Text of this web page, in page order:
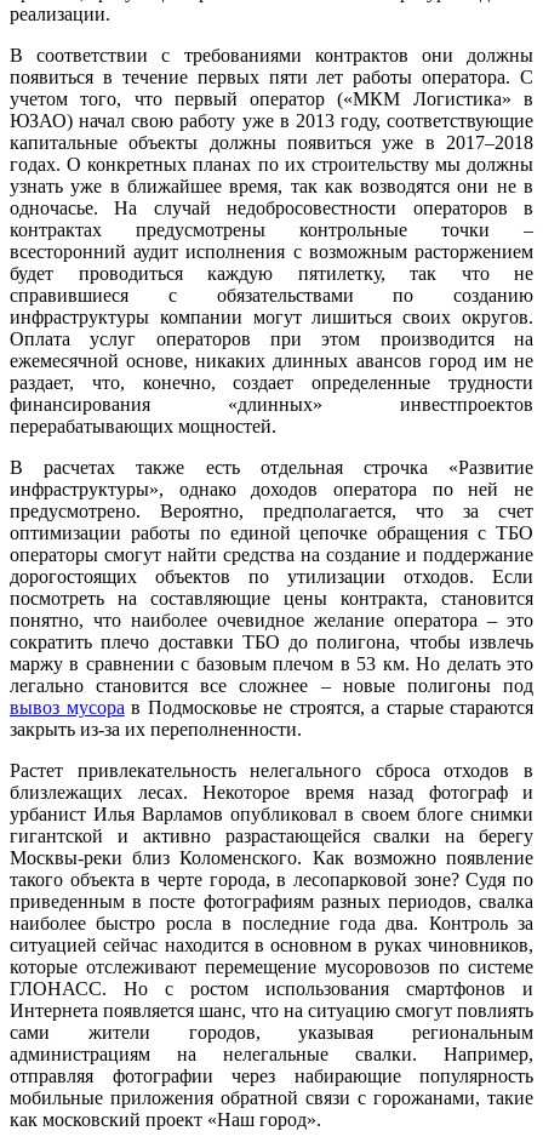
реализации.
В соответствии с требованиями контрактов они должны
появиться в течение первых пяти лет работы оператора. С
учетом того, что первый оператор («МКМ Логистика» в
ЮЗАО) начал свою работу уже в 2013 году, соответствующие
капитальные объекты должны появиться уже в 2017–2018
годах. О конкретных планах по их строительству мы должны
узнать уже в ближайшее время, так как возводятся они не в
одночасье. На случай недобросовестности операторов в
контрактах предусмотрены контрольные точки –
всесторонний аудит исполнения с возможным расторжением
будет проводиться каждую пятилетку, так что не
справившиеся с обязательствами по созданию
инфраструктуры компании могут лишиться своих округов.
Оплата услуг операторов при этом производится на
ежемесячной основе, никаких длинных авансов город им не
раздает, что, конечно, создает определенные трудности
финансирования «длинных» инвестпроектов
перерабатывающих мощностей.
В расчетах также есть отдельная строчка «Развитие
инфраструктуры», однако доходов оператора по ней не
предусмотрено. Вероятно, предполагается, что за счет
оптимизации работы по единой цепочке обращения с ТБО
операторы смогут найти средства на создание и поддержание
дорогостоящих объектов по утилизации отходов. Если
посмотреть на составляющие цены контракта, становится
понятно, что наиболее очевидное желание оператора – это
сократить плечо доставки ТБО до полигона, чтобы извлечь
маржу в сравнении с базовым плечом в 53 км. Но делать это
легально становится все сложнее – новые полигоны под
вывоз мусора в Подмосковье не строятся, а старые стараются
закрыть из-за их переполненности.
Растет привлекательность нелегального сброса отходов в
близлежащих лесах. Некоторое время назад фотограф и
урбанист Илья Варламов опубликовал в своем блоге снимки
гигантской и активно разрастающейся свалки на берегу
Москвы-реки близ Коломенского. Как возможно появление
такого объекта в черте города, в лесопарковой зоне? Судя по
приведенным в посте фотографиям разных периодов, свалка
наиболее быстро росла в последние года два. Контроль за
ситуацией сейчас находится в основном в руках чиновников,
которые отслеживают перемещение мусоровозов по системе
ГЛОНАСС. Но с ростом использования смартфонов и
Интернета появляется шанс, что на ситуацию смогут повлиять
сами жители городов, указывая региональным
администрациям на нелегальные свалки. Например,
отправляя фотографии через набирающие популярность
мобильные приложения обратной связи с горожанами, такие
как московский проект «Наш город».